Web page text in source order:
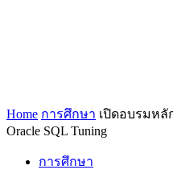
Home การศึกษา เปิดอบรมหลัก
Oracle SQL Tuning
การศึกษา